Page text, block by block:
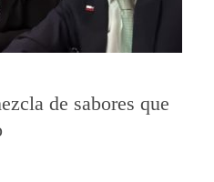
de sabores que